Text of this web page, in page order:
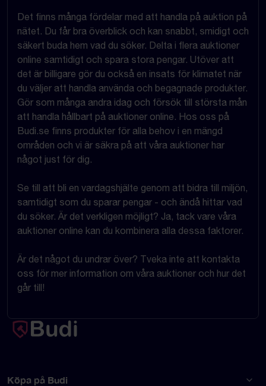
Det finns många fördelar med att handla på auktion på
nätet. Du får bra överblick och kan snabbt, smidigt och
säkert buda hem vad du söker. Delta i flera auktioner
online samtidigt och spara stora pengar. Utöver att
det är billigare gör du också en insats för klimatet när
du väljer att handla använda och begagnade produkter.
Gör som många andra idag och försök till största mån
att handla hållbart på auktioner online. Hos oss på
Budi.se finns produkter för alla behov i en mängd
områden och vi är säkra på att våra auktioner har
något just för dig.
Se till att bli en vardagshjälte genom att bidra till miljön,
samtidigt som du sparar pengar - och ändå hittar vad
du söker. Är det verkligen möjligt? Ja, tack vare våra
auktioner online kan du kombinera alla dessa faktorer.
Är det något du undrar över? Tveka inte att kontakta
oss för mer information om våra auktioner och hur det
går till!
Köpa på Budi